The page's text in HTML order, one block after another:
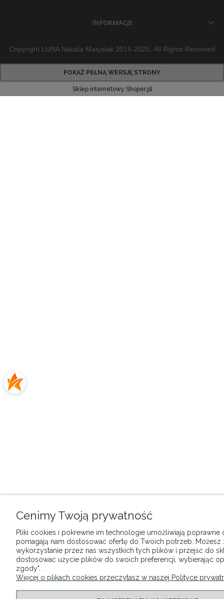
INFORMACJE
Copyright LUNA Natalia Matysiak 2015-2025. All Rights Reserved
POKAŻ PEŁNĄ WERSJĘ STRONY
Sklep internetowy Shoper.pl
Cenimy Twoją prywatność
Pliki cookies i pokrewne im technologie umożliwiają poprawne
pomagają nam dostosować ofertę do Twoich potrzeb. Możesz
wykorzystanie przez nas wszystkich tych plików i przejść do
dostosować użycie plików do swoich preferencji, wybierając
zgody".
Więcej o plikach cookies przeczytasz w naszej Polityce